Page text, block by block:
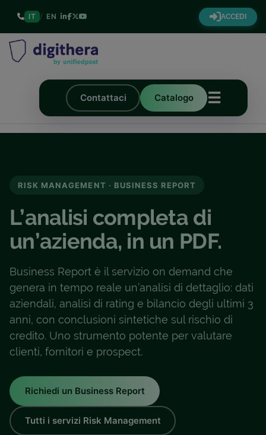
IT / EN ACCEDI
Contattaci Catalogo ☰
RISK MANAGEMENT · BUSINESS REPORT
L’analisi completa di
un’azienda, in un PDF.
Business Report è il servizio on demand che
genera in tempo reale un’analisi di dettaglio: dati
aziendali, analisi di rating e bilancio degli ultimi 3
anni, con conclusioni sintetiche sul rischio di
credito. Uno strumento potente per valutare
clienti, fornitori e prospect.
Richiedi un Business Report
Tutti i servizi Risk Management